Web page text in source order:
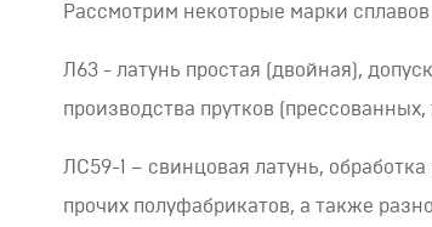
Рассмотрим некоторые марки
Л63 - латунь простая (двойная),
производства прутков
ЛС59-1 – свинцовая латунь,
прочих полуфабрикатов, а также